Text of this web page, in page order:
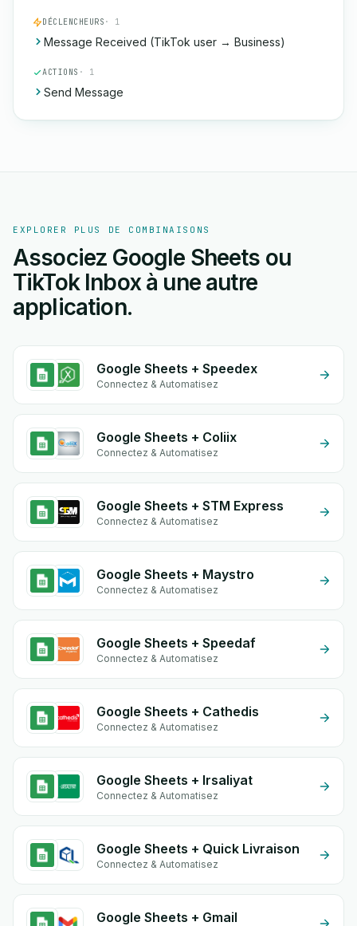
DÉCLENCHEURS · 1
Message Received (TikTok user → Business)
ACTIONS · 1
Send Message
EXPLORER PLUS DE COMBINAISONS
Associez Google Sheets ou
TikTok Inbox à une autre
application.
Google Sheets + Speedex
Connectez & Automatisez
Google Sheets + Coliix
Connectez & Automatisez
Google Sheets + STM Express
Connectez & Automatisez
Google Sheets + Maystro
Connectez & Automatisez
Google Sheets + Speedaf
Connectez & Automatisez
Google Sheets + Cathedis
Connectez & Automatisez
Google Sheets + Irsaliyat
Connectez & Automatisez
Google Sheets + Quick Livraison
Connectez & Automatisez
Google Sheets + Gmail